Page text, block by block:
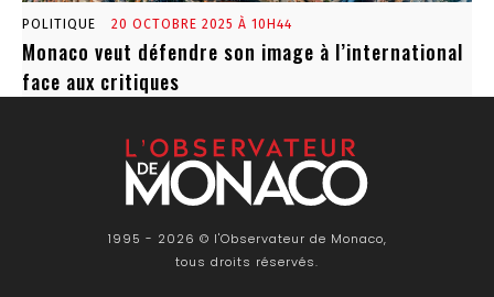
POLITIQUE 20 OCTOBRE 2025 À 10H44
Monaco veut défendre son image à l’international
face aux critiques
1995 - 2026 © l'Observateur de Monaco,
tous droits réservés.